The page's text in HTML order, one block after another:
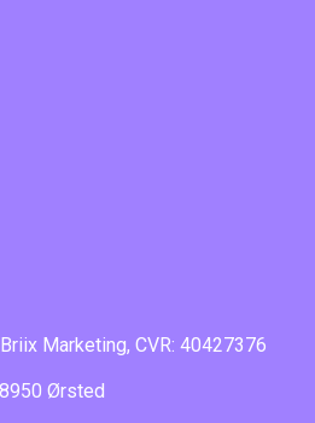
Marketing, CVR: 40427376
Ørsted